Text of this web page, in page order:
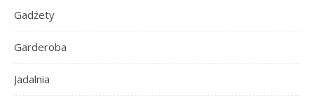
Gadżety
Garderoba
Jadalnia